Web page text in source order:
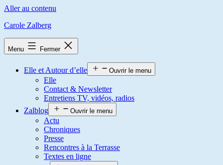
Aller au contenu
Carole Zalberg
Menu Fermer
Elle et Autour d’elle Ouvrir le menu
Elle
Contact & Newsletter
Entretiens TV, vidéos, radios
Zalblog
Ouvrir le menu
Actu
Chroniques
Presse
Rencontres à la Terrasse
Textes en ligne